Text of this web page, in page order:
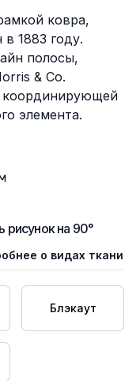
ковра,
1883 году.
полосы,
& Co.
координирующей
элемента.
рисунок на 90°
о видах ткани
Блэкаут